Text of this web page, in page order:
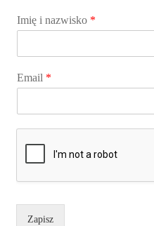
Imię i nazwisko *
Email *
Zapisz